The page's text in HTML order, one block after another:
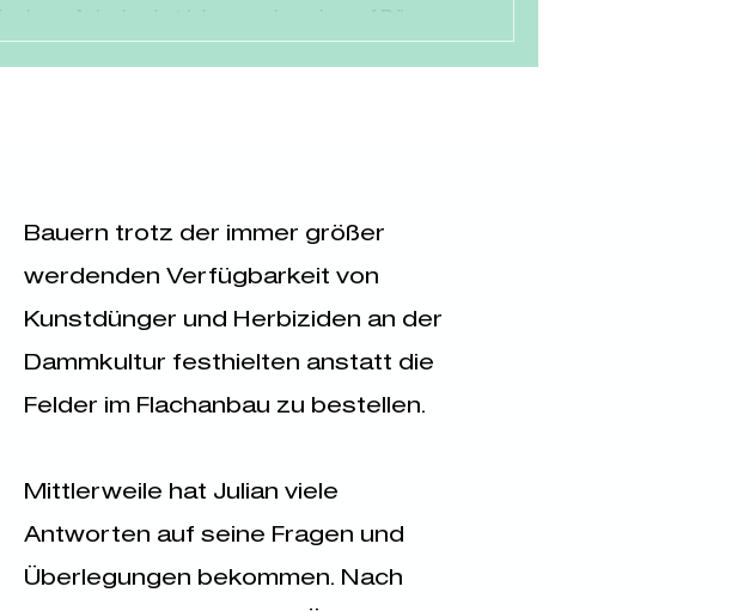
seinem Ackerbaubetrieb versuchsweise auf Dämmen
In diesem Jahr...
Bauern trotz der immer größer
werdenden Verfügbarkeit von
Kunstdünger und Herbiziden an der
Dammkultur festhielten anstatt die
Felder im Flachanbau zu bestellen.
Mittlerweile hat Julian viele
Antworten auf seine Fragen und
Überlegungen bekommen. Nach